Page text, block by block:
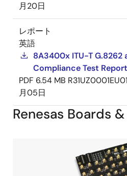
月20日
レポート
英語
8A3400x ITU-T G.8262
Compliance Test Report
PDF 6.54 MB
月05日
Renesas Boards